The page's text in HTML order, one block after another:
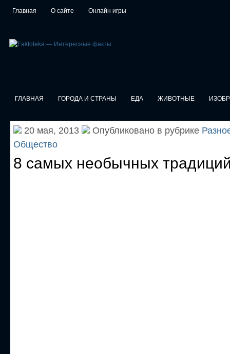
Главная О сайте Онлайн игры
ГЛАВНАЯ ГОРОДА И СТРАНЫ ЕДА ЖИВОТНЫЕ
20 мая, 2013 Опубликовано в рубрике
Общество
8 самых необычных